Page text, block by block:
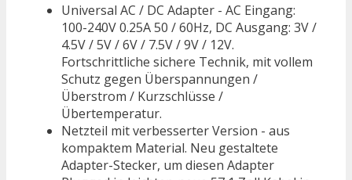
Universal AC / DC Adapter - AC Eingang:
100-240V 0.25A 50 / 60Hz, DC Ausgang: 3V /
4.5V / 5V / 6V / 7.5V / 9V / 12V.
Fortschrittliche sichere Technik, mit vollem
Schutz gegen Überspannungen /
Überstrom / Kurzschlüsse /
Übertemperatur.
Netzteil mit verbesserter Version - aus
kompaktem Material. Neu gestaltete
Adapter-Stecker, um diesen Adapter